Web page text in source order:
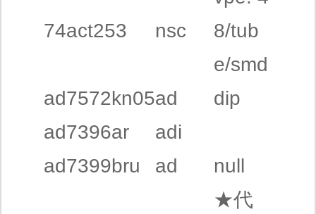
74act253 nsc
8/tub
e/smd
ad7572kn05ad
dip
ad7396ar
adi
ad7399bru
ad null
★代